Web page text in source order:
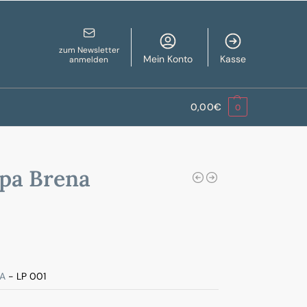
zum Newsletter
anmelden
Mein Konto Kasse
0,00€ 0
Brena
- LP 001